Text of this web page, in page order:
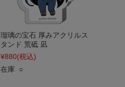
瑠璃の宝石 厚みアクリルス
タンド 荒砥 凪
¥880(税込)
在庫 ○